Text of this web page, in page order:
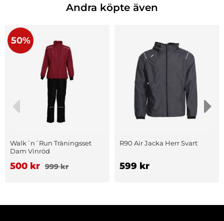
Andra köpte även
50%
Walk´n´Run Träningsset
Dam Vinröd
500 kr 999 kr
R90 Air Jacka Herr Svart
599 kr